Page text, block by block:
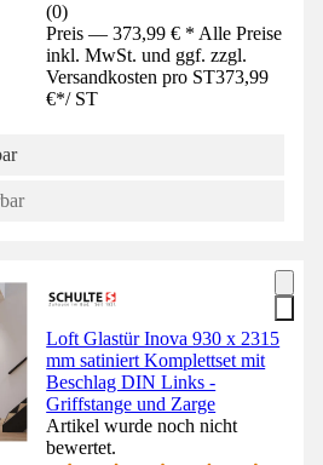
(0)
Preis — 373,99 € * Alle Preise
inkl. MwSt. und ggf. zzgl.
Versandkosten pro ST373,99
€*/ ST
Loft Glastür Inova 930 x 2315
mm satiniert Komplettset mit
Beschlag DIN Links -
Griffstange und Zarge
Artikel wurde noch nicht
bewertet.